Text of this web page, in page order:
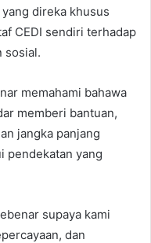
direka khusus
CEDI sendiri terhadap
sosial.
memahami bahawa
memberi bantuan,
jangka panjang
pendekatan yang
supaya kami
dan